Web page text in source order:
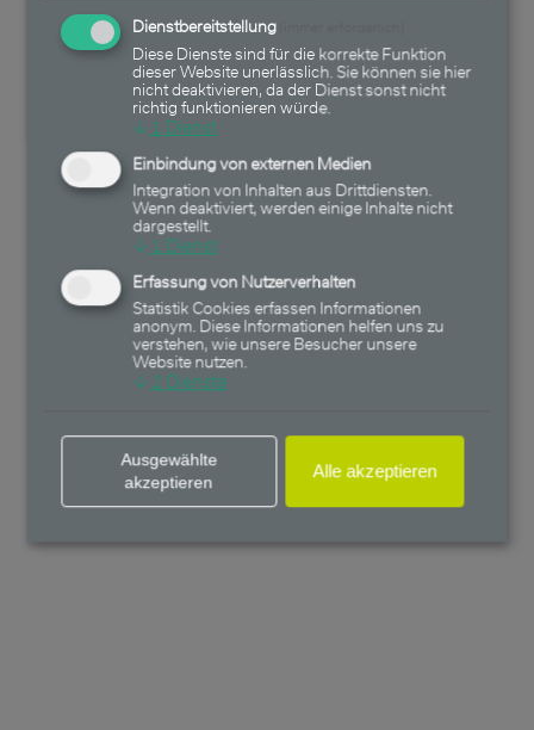
Dienstbereitstellung
Diese Dienste sind für die korrekte Funktion
dieser Website unerlässlich. Sie können sie hier
nicht deaktivieren, da der Dienst sonst nicht
richtig funktionieren würde.
↓ 1 Dienst
Einbindung von externen Medien
Integration von Inhalten aus Drittdiensten.
Wenn deaktiviert, werden einige Inhalte nicht
dargestellt.
↓ 1 Dienst
Erfassung von Nutzerverhalten
Statistik Cookies erfassen Informationen
anonym. Diese Informationen helfen uns zu
verstehen, wie unsere Besucher unsere
Website nutzen.
↓ 2 Dienste
Ausgewählte
akzeptieren
Alle akzeptieren